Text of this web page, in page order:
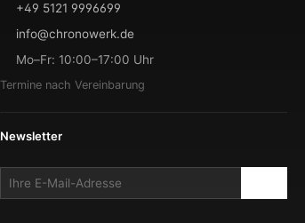
+49 5121 9996699
info@chronowerk.de
Mo–Fr: 10:00–17:00 Uhr
Termine nach Vereinbarung
Newsletter